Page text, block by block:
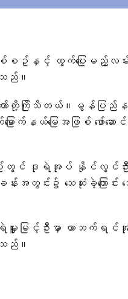
ထွက်ပြေးမည့်လမ်းကြ
ည်။
ကြိုသိတယ်။မွန်ပြည်နယ်ရ
ောက်နယ်မြေအဖြစ် ဖော်
ဥ်တွင် ဒုရဲအုပ် နိုင်လွင်ဦ
န်းအတွင်း၌ သေဆုံးခဲ့ကြော
းမြင့်ဦးမှာ ယာဘက်ရ
သည်။